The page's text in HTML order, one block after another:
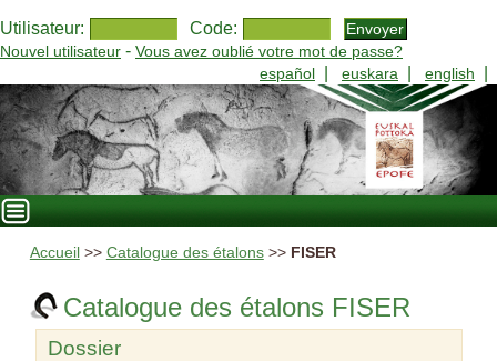
Utilisateur: Code:
Nouvel utilisateur - Vous avez oublié votre mot de passe?
español
euskara english
Accueil >> Catalogue des étalons>> FISER
Catalogue des étalons FISER
Dossier